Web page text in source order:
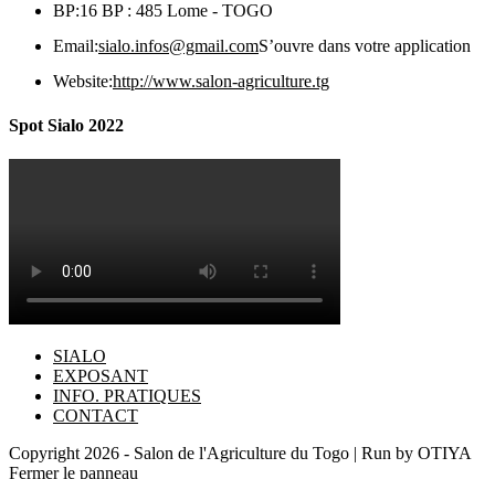
BP:16 BP : 485 Lome - TOGO
Email:sialo.infos@gmail.comS’ouvre dans votre application
Website:http://www.salon-agriculture.tg
Spot Sialo 2022
SIALO
EXPOSANT
INFO. PRATIQUES
CONTACT
Copyright 2026 - Salon de l'Agriculture du Togo | Run by OTIYA
Fermer le panneau